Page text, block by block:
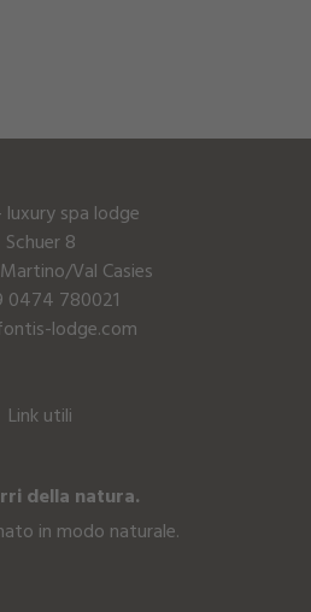
luxury spa lodge
Schuer 8
Val Casies
0474 780021
lodge.com
Link utili
della natura.
in modo naturale.